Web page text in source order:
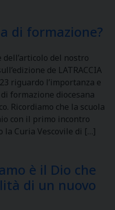
di formazione?
del nostro
de LATRACCIA
riguardo l’importanza e
formazione diocesana
Ricordiamo che la scuola
con il primo incontro
la Curia Vescovile di […]
è il Dio che
di un nuovo